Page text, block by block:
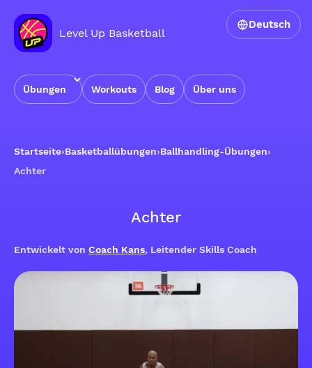
Level Up Basketball
Übungen Workouts Blog Über uns
Deutsch
Startseite›Basketballübungen›Ballhandling-Übungen›
Achter
Achter
Entwickelt von Coach Kans, Leitender Skills Coach